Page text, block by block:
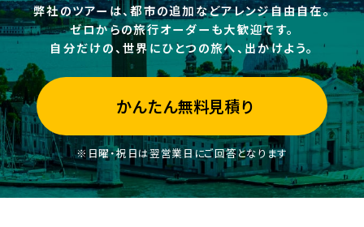
弊社のツアーは、都市の追加などアレンジ自由自在。
ゼロからの旅行オーダーも大歓迎です。
自分だけの、世界にひとつの旅へ、出かけよう。
かんたん無料見積り
※日曜・祝日は翌営業日にご回答となります